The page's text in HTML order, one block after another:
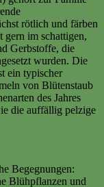
rötlich und färben
gern im schattigen,
Gerbstoffe, die
wurden. Die
ein typischer
von Blütenstaub
des Jahres
die auffällig pelzige
Begegnungen:
Blühpflanzen und